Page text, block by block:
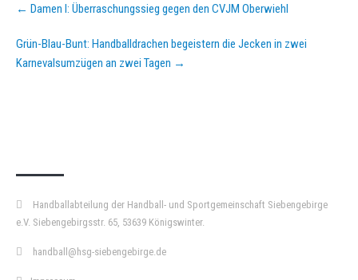
navigation
← Damen I: Überraschungssieg gegen den CVJM Oberwiehl
Grün-Blau-Bunt: Handballdrachen begeistern die Jecken in zwei
Karnevalsumzügen an zwei Tagen →
Handballabteilung der Handball- und Sportgemeinschaft Siebengebirge
e.V. Siebengebirgsstr. 65, 53639 Königswinter.
handball@hsg-siebengebirge.de